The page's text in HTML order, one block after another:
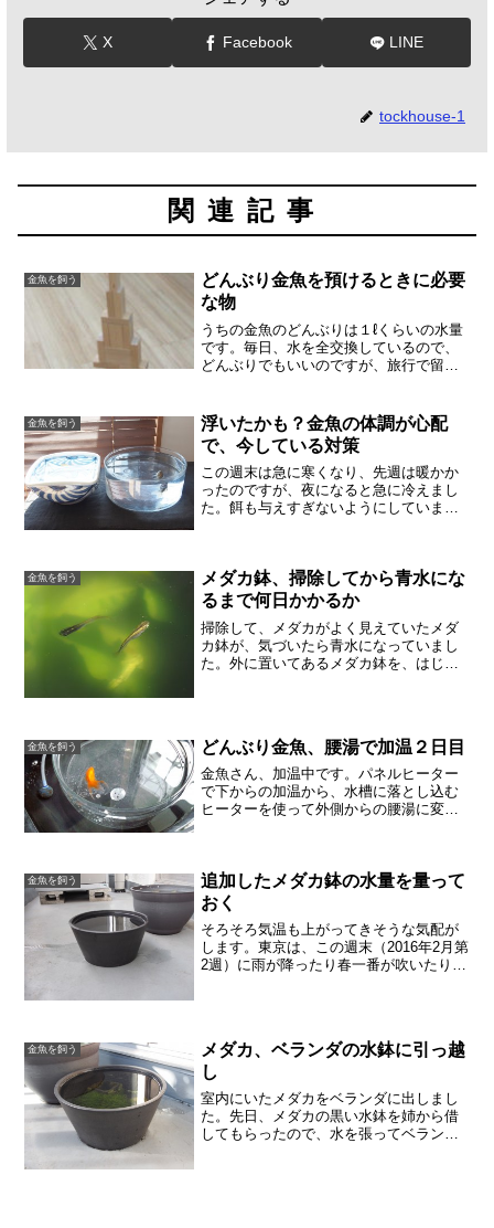
X Facebook LINE
tockhouse-1
関連記事
金魚を飼う
どんぶり金魚を預けるときに必要
な物
うちの金魚のどんぶりは１ℓくらいの水量
です。毎日、水を全交換しているので、
どんぶりでもいいのですが、旅行で留守
ほどの旅行はへいちゃらです。また、旅
行が長い場合は、預かっ...
金魚を飼う
浮いたかも？金魚の体調が心配
で、今している対策
この週末は急に寒くなり、先週は暖かか
ったのですが、夜になると急に冷えまし
た。餌も与えすぎないようにしていまし
を落ち着けて、転覆病の対...
金魚を飼う
メダカ鉢、掃除してから青水にな
るまで何日かかるか
掃除して、メダカがよく見えていたメダ
カ鉢が、気づいたら青水になっていまし
た。外に置いてあるメダカ鉢を、はじめ
金魚を飼う どんぶり金魚、腰湯で加温２日目
金魚さん、加温中です。パネルヒーター
で下からの加温から、水槽に落とし込む
ヒーターを使って外側からの腰湯に変更
から様子をみながらまた...
金魚を飼う
追加したメダカ鉢の水量を量って
おく
そろそろ気温も上がってきそうな気配が
します。東京は、この週末（2016年2月第
2週）に雨が降ったり春一番が吹いたりし
金魚を飼う
メダカ、ベランダの水鉢に引っ越
し
室内にいたメダカをベランダに出しまし
た。先日、メダカの黒い水鉢を姉から借
してもらったので、水を張ってベランダ